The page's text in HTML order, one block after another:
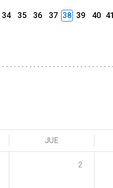
34 35 36 37 38 39 40 41
JUE
2